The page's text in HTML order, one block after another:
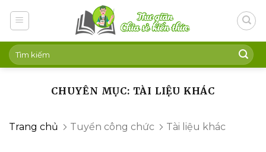
CHUYÊN MỤC: TÀI LIỆU KHÁC
Trang chủ Tuyển công chức Tài liệu khác